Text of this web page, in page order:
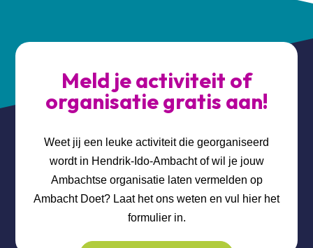
Meld je activiteit of
organisatie gratis aan!
Weet jij een leuke activiteit die georganiseerd
wordt in Hendrik-Ido-Ambacht of wil je jouw
Ambachtse organisatie laten vermelden op
Ambacht Doet? Laat het ons weten en vul hier het
formulier in.